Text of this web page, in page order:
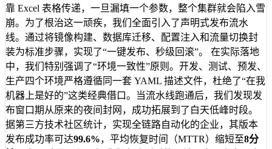
靠 Excel 表格传递，一旦漏填一个参数，整个集群就会陷入雪
崩。为了根治这一顽疾，我们全面引入了声明式发布流水
线。通过将镜像构建、数据库迁移、配置注入和流量切换封
装为标准步骤，实现了“一键发布、秒级回滚”。 在实际落地
中，我们特别强调了“环境一致性”原则。开发、测试、预发、
生产四个环境严格遵循同一套 YAML 描述文件，杜绝了“在我
机器上是好的”这类经典借口。当流水线跑通后，我们发现发
布窗口期从原来的夜间封网，成功拓展到了白天低峰时段。
据第三方技术社区统计，实现全链路自动化的企业，其版本
发布成功率可达99.6%，平均恢复时间（MTTR）缩短至8分